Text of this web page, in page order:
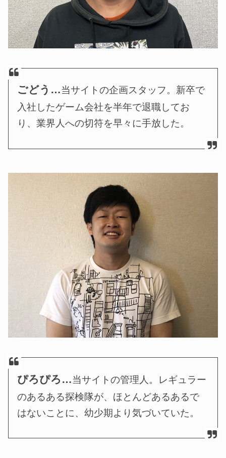
ごどう…当サイトの企画スタッフ。新卒で
入社したゲーム会社を半年で退職してお
り、業界人への切符を早々に手放した。
ぴろぴろ…当サイトの管理人。レギュラー
のあるある探検隊が、ほとんどあるあるで
はないことに、幼少期より気づいていた。